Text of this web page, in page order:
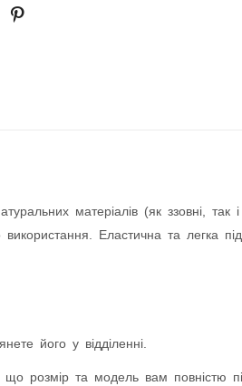
матеріалів (як ззовні, так і
Еластична та легка
його у відділенні.
розмір та модель вам повністю